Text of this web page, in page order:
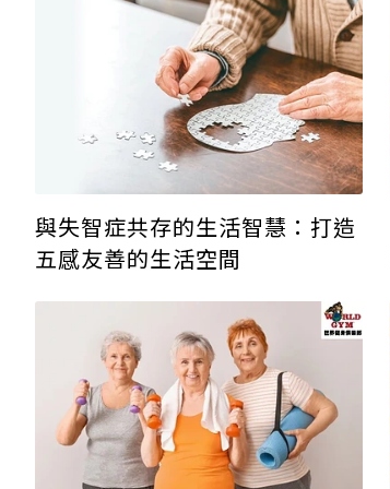
與失智症共存的生活智慧：打造
五感友善的生活空間